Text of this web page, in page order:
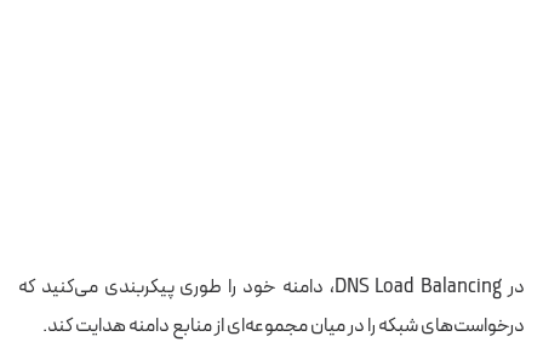
در DNS Load Balancing، دامنه خود را طوری پیکربندی می‌کنید که
درخواست‌های شبکه را در میان مجموعه‌ای از منابع دامنه هدایت کند.